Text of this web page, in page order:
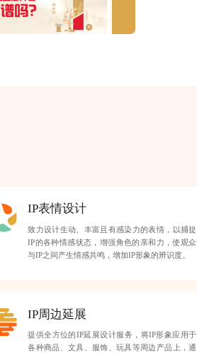
IP表情设计
致力设计生动、丰富且有感染力的表情，以捕捉
IP的各种情感状态，增强角色的亲和力，使观众
与IP之间产生情感共鸣，增加IP形象的辨识度。
IP周边延展
提供全方位的IP延展设计服务，将IP形象应用于
各种商品、文具、服饰、玩具等周边产品上，通